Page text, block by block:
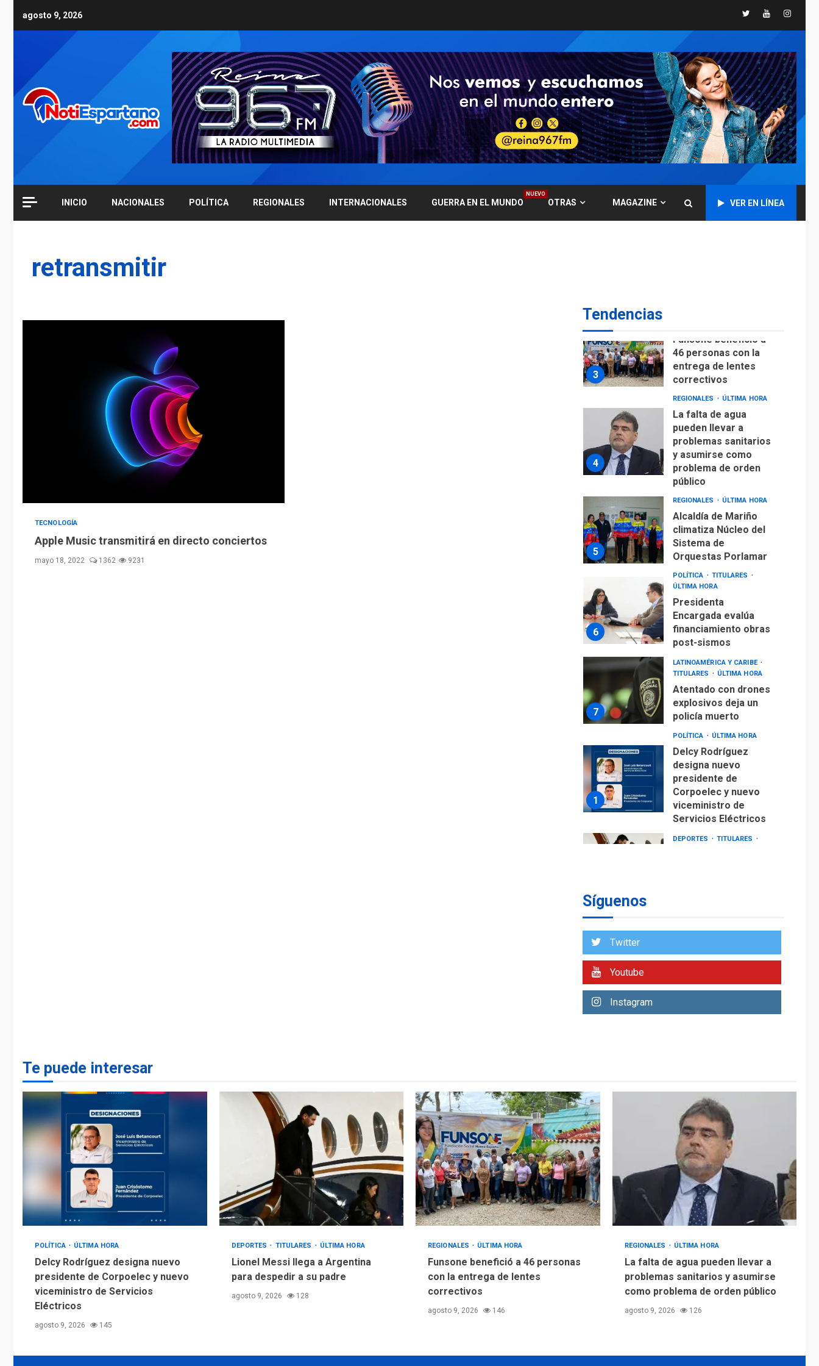
agosto 9, 2026 TwitterYoutube
INICIO NACIONALES POLÍTICA REGIONALES INTERNACIONALES GUERRA EN EL MUNDO
NUEVO
OTRAS MAGAZINE VER EN LÍNEA
retransmitir
TECNOLOGÍA
Apple Music transmitirá en directo conciertos
mayo 18, 2022 1362 9231
Tendencias
financiamiento obras
post-sismos
7
LATINOAMÉRICA Y CARIBE
TITULARES
ÚLTIMA HORA
Atentado con drones
explosivos deja un
policía muerto
POLÍTICA ÚLTIMA HORA
Delcy Rodríguez
Corpoelec y nuevo
3
Funsone benefició a
46 personas con la
entrega de lentes
correctivos
4
REGIONALES ÚLTIMA HORA
La falta de agua
pueden llevar a
problemas sanitarios
y asumirse como
problema de orden
público
5
REGIONALES ÚLTIMA HORA
Alcaldía de Mariño
climatiza Núcleo del
Sistema de
Orquestas Porlamar
6
POLÍTICA
TITULARES
ÚLTIMA HORA
Presidenta
Encargada evalúa
financiamiento obras
post-sismos
7
LATINOAMÉRICA Y CARIBE
TITULARES
ÚLTIMA HORA
Atentado con drones
explosivos deja un
policía muerto
1
POLÍTICA ÚLTIMA HORA
Delcy Rodríguez
designa nuevo
presidente de
Corpoelec y nuevo
viceministro de
Servicios Eléctricos
DEPORTES
TITULARES
3
Funsone benefició a
entrega de lentes
pueden llevar a
5
Alcaldía de Mariño
climatiza Núcleo del
Sistema de
Orquestas Porlamar
Síguenos
Twitter
Youtube
Instagram
Te puede interesar
POLÍTICA ÚLTIMA HORA
Delcy Rodríguez designa nuevo
presidente de Corpoelec y nuevo
viceministro de Servicios
Eléctricos
agosto 9, 2026 145
DEPORTES TITULARES ÚLTIMA HORA
Lionel Messi llega a Argentina
para despedir a su padre
agosto 9, 2026 128
REGIONALES ÚLTIMA HORA
Funsone benefició a 46 personas
con la entrega de lentes
correctivos
agosto 9, 2026 146
REGIONALES ÚLTIMA HORA
La falta de agua pueden llevar a
problemas sanitarios y asumirse
como problema de orden público
agosto 9, 2026 126